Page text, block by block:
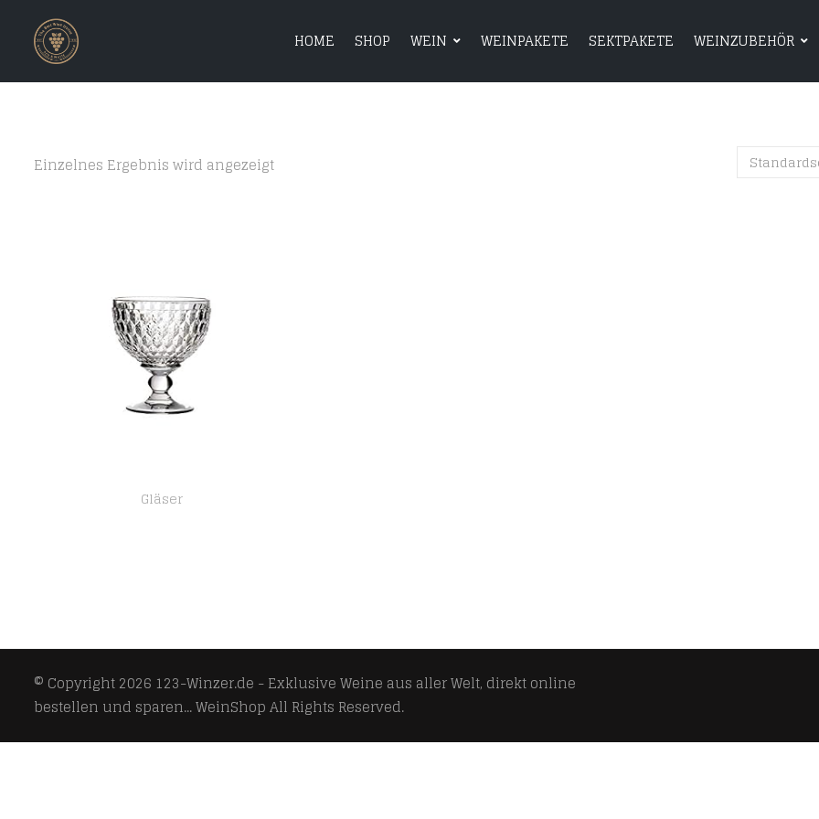
HOME SHOP WEIN WEINPAKETE SEKTPAKETE WEINZUBEHÖR
HOME SHOP WEIN WEINPAKETE
Einzelnes Ergebnis wird angezeigt
Gläser
© Copyright 2026 123-Winzer.de - Exklusive Weine aus aller Welt, direkt online
bestellen und sparen... WeinShopAll Rights Reserved.